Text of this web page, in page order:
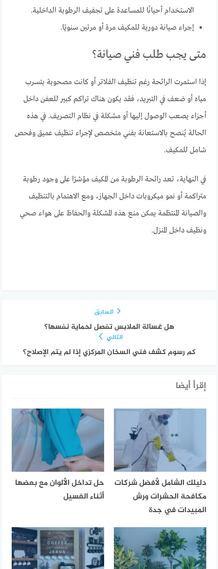
الاستخدام أحيانًا للمساعدة على تجفيف الرطوبة الداخلية.
إجراء صيانة دورية للمكيف مرة أو مرتين سنويًا.
متى يجب طلب فني صيانة؟
إذا استمرت الرائحة رغم تنظيف الفلاتر أو كانت مصحوبة بتسرب
مياه أو ضعف في التبريد، فقد يكون هناك تراكم كبير للعفن داخل
أجزاء يصعب الوصول إليها أو مشكلة في نظام التصريف. في هذه
الحالة يُنصح بالاستعانة بفني متخصص لإجراء تنظيف عميق وفحص
شامل للمكيف.
في النهاية، تعد رائحة الرطوبة من المكيف مؤشرًا على وجود رطوبة
متراكمة أو نمو ميكروبات داخل الجهاز، ومع الاهتمام بالتنظيف
والصيانة المنتظمة يمكن منع هذه المشكلة والحفاظ على هواء صحي
ونظيف داخل المنزل.
السابق
هل غسالة الملابس تفصل لحماية نفسها؟
التالي
كم رسوم كشف فني السخان المركزي إذا لم يتم الإصلاح؟
إقرأ أيضا
دليلك الشامل لأفضل شركات
مكافحة الحشرات ورش
المبيدات في جدة
حل تداخل الألوان مع بعضها
أثناء الغسيل